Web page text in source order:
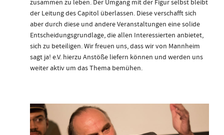
zusammen zu leben. Der Umgang mit der Figur selbst bleibt
der Leitung des Capitol überlassen. Diese verschafft sich
aber durch diese und andere Veranstaltungen eine solide
Entscheidungsgrundlage, die allen Interessierten anbietet,
sich zu beteiligen. Wir freuen uns, dass wir von Mannheim
sagt ja! e.V. hierzu Anstöße liefern können und werden uns
weiter aktiv um das Thema bemühen.